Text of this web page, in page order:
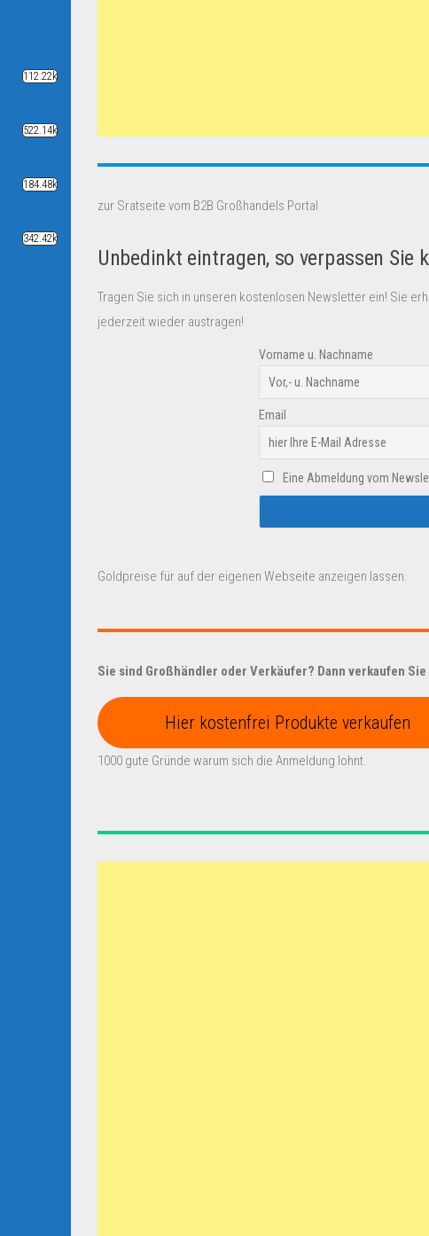
zur Sratseite vom B2B Großhandels Portal
Unbedinkt eintragen, so verpassen Sie
Tragen Sie sich in unseren kostenlosen Newsletter ein! Sie
jederzeit wieder austragen!
Vorname u. Nachname
Email
Eine Abmeldung vom
Goldpreise für auf der eigenen Webseite anzeigen lassen.
Sie sind Großhändler oder Verkäufer? Dann verkaufen
Hier kostenfrei Produkte verkaufen
1000 gute Gründe warum sich die Anmeldung lohnt.
112.22k
522.14k
184.48k
342.42k